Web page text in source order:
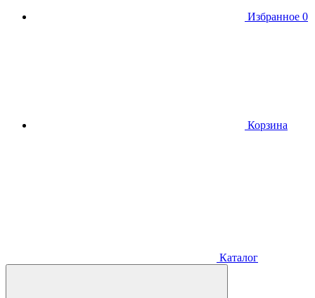
Избранное 0
Корзина
Каталог